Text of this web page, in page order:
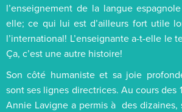
l’enseignement de la langue
elle; ce qui lui est d’ailleurs fort utile
l’international! L’enseignante a-t-elle le
Ça, c’est une autre histoire!
Son côté humaniste et sa joie
sont ses lignes directrices. Au cours des
Annie Lavigne a permis à des dizaines,